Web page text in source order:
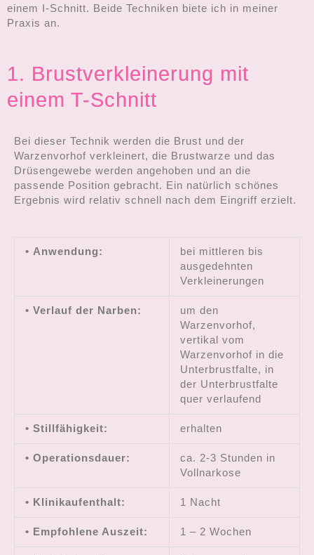
einem I-Schnitt. Beide Techniken biete ich in meiner
Praxis an.
1. Brustverkleinerung mit
einem T-Schnitt
Bei dieser Technik werden die Brust und der
Warzenvorhof verkleinert, die Brustwarze und das
Drüsengewebe werden angehoben und an die
passende Position gebracht. Ein natürlich schönes
Ergebnis wird relativ schnell nach dem Eingriff erzielt.
• Anwendung:
bei mittleren bis
ausgedehnten
Verkleinerungen
• Verlauf der Narben:
um den
Warzenvorhof,
vertikal vom
Warzenvorhof in die
Unterbrustfalte, in
der Unterbrustfalte
quer verlaufend
• Stillfähigkeit: erhalten
• Operationsdauer:
ca. 2-3 Stunden in
Vollnarkose
• Klinikaufenthalt: 1 Nacht
• Empfohlene Auszeit: 1 – 2 Wochen